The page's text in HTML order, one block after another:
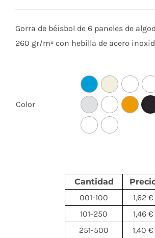
Gorra de béisbol de 6 paneles de
260 gr/m² con hebilla de acero
Color
Cantidad
001-100
1,62 €
101-250
1,46 €
251-500
1,40 €